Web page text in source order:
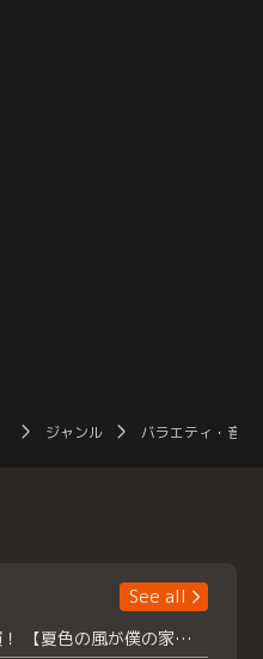
ジャンル バラエティ・音楽
See all
浮所飛貴主演！ 【夏色の風が僕の家にやってきた】 本日よりテラサで独占配信スタート！